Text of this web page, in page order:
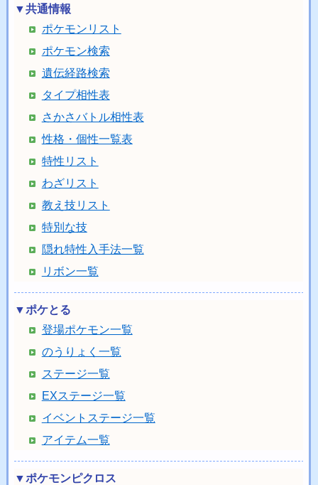
▼共通情報
ポケモンリスト
ポケモン検索
遺伝経路検索
タイプ相性表
さかさバトル相性表
性格・個性一覧表
特性リスト
わざリスト
教え技リスト
特別な技
隠れ特性入手法一覧
リボン一覧
▼ポケとる
登場ポケモン一覧
のうりょく一覧
ステージ一覧
EXステージ一覧
イベントステージ一覧
アイテム一覧
▼ポケモンピクロス